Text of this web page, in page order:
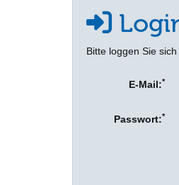
Bitte loggen Sie
E-Mail:*
Passwort:*